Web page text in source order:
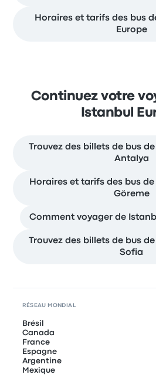
Horaires et tarifs des bus
Europe
Continuez votre
Istanbul
Trouvez des billets de bus
Antalya
Horaires et tarifs des bus
Göreme
Comment voyager de
Trouvez des billets de bus
Sofia
RÉSEAU MONDIAL
Brésil
Canada
France
Espagne
Argentine
Mexique